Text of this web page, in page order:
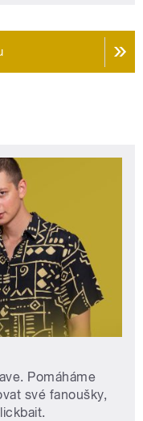
Pomáháme
své fanoušky,